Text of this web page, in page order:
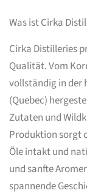
Was ist Cirka
Cirka Distilleries
Qualität. Vom
vollständig in der
(Quebec)
Zutaten und
Produktion sorgt
Öle intakt und
und sanfte
spannende